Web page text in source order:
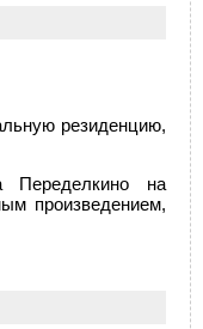
резиденцию,
Переделкино на
произведением,